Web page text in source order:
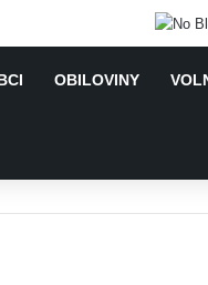
OBILOVINY